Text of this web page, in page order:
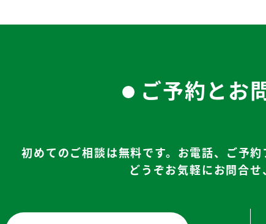
ご予約とお
初めてのご相談は無料です。お電話、ご予約
どうぞお気軽にお問合せ